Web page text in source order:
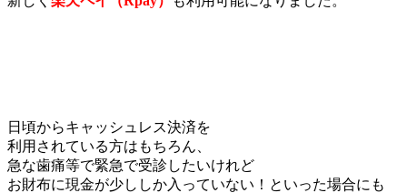
日頃からキャッシュレス決済を
利用されている方はもちろん、
急な歯痛等で緊急で受診したいけれど
お財布に現金が少ししか入っていない！といった場合にも